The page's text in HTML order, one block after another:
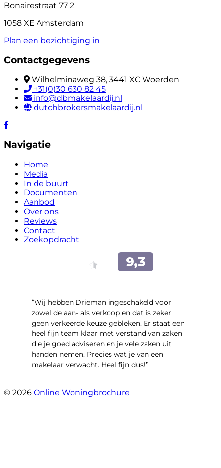
Bonairestraat 77 2
1058 XE Amsterdam
Plan een bezichtiging in
Contactgegevens
Wilhelminaweg 38, 3441 XC Woerden
+31(0)30 630 82 45
info@dbmakelaardij.nl
dutchbrokersmakelaardij.nl
Navigatie
Home
Media
In de buurt
Documenten
Aanbod
Over ons
Reviews
Contact
Zoekopdracht
“Wij hebben Drieman ingeschakeld voor
zowel de aan- als verkoop en dat is zeker
geen verkeerde keuze gebleken. Er staat een
heel fijn team klaar met verstand van zaken
die je goed adviseren en je vele zaken uit
handen nemen. Precies wat je van een
makelaar verwacht. Heel fijn dus!”
© 2026 Online Woningbrochure